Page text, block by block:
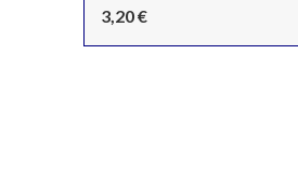
3,20€